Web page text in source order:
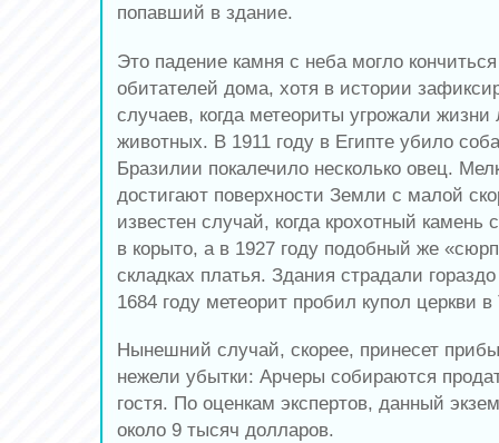
попавший в здание.
Это падение камня с неба могло
обитателей дома, хотя в истории
случаев, когда метеориты угрожали
животных. В 1911 году в Египте убило
Бразилии покалечило несколько овец.
достигают поверхности Земли с малой
известен случай, когда крохотный камень
в корыто, а в 1927 году подобный же
складках платья. Здания страдали
1684 году метеорит пробил купол церкви в
Нынешний случай, скорее, принесет
нежели убытки: Арчеры собираются
гостя. По оценкам экспертов, данный
около 9 тысяч долларов.